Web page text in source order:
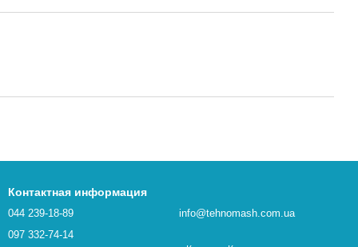
Контактная информация
044 239-18-89
097 332-74-14
info@tehnomash.com.ua